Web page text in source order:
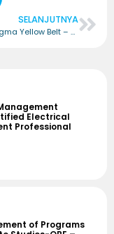
SELANJUTNYA
Lean Six Sigma Yellow Belt – Certified Lean Six Sigma Yellow Belt (CLSSYB)
Electrical
Professional
of Programs